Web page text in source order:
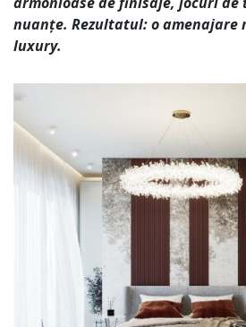
nuanțe. Rezultatul: o amenajare
luxury.